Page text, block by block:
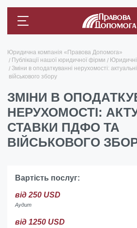
Юридична компанія «Правова Допомога»
Публікації нашої юридичної фірми
Зміни в оподаткуванні нерухомості:
військового збору
ЗМІНИ В
НЕРУХОМОСТІ:
СТАВКИ ПДФО ТА
ВІЙСЬКОВОГО
Вартість послуг:
від 250 USD
Аудит
від 1250 USD